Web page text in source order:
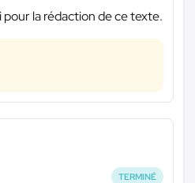
pour la rédaction de ce texte.
TERMINÉ